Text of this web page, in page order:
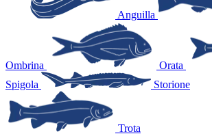
Anguilla
Ombrina
Orata
Spigola
Storione
Trota